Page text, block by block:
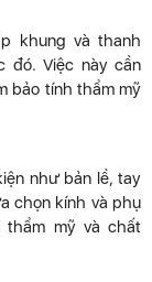
khung và thanh
đó. Việc này cần
bảo tính thẩm mỹ
như bản lề, tay
chọn kính và phụ
thẩm mỹ và chất